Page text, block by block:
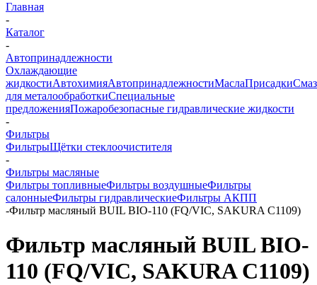
Главная
-
Каталог
-
Автопринадлежности
Охлаждающие
жидкостиАвтохимияАвтопринадлежностиМаслаПрисадки
для металообработкиСпециальные
предложенияПожаробезопасные гидравлические жидкости
-
Фильтры
ФильтрыЩётки стеклоочистителя
-
Фильтры масляные
Фильтры топливныеФильтры воздушныеФильтры
салонныеФильтры гидравлическиеФильтры АКПП
-Фильтр масляный BUIL BIO-110 (FQ/VIC, SAKURA C1109)
Фильтр масляный BUIL BIO-
110 (FQ/VIC, SAKURA C1109)